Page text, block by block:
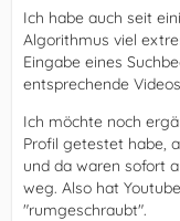
Ich habe auch seit
Algorithmus viel
Eingabe eines
entsprechende
Ich möchte noch
Profil getestet habe,
und da waren sofort
weg. Also hat
"rumgeschraubt".